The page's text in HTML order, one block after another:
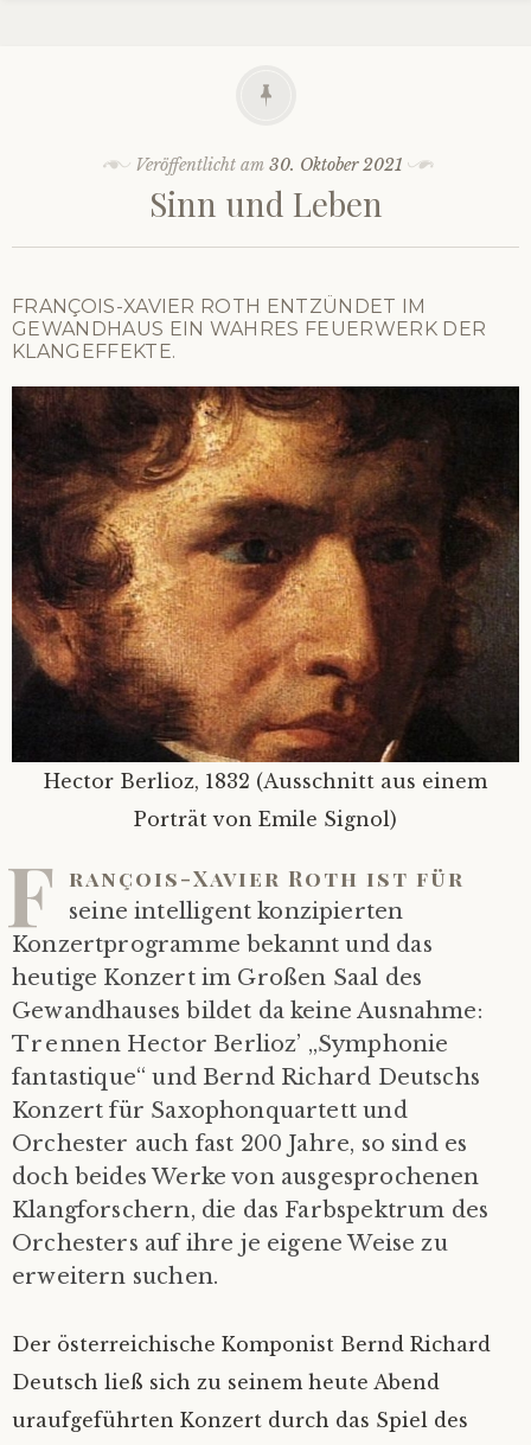
Veröffentlicht am30. Oktober 2021
Sinn und Leben
FRANÇOIS-XAVIER ROTH ENTZÜNDET IM
GEWANDHAUS EIN WAHRES FEUERWERK DER
KLANGEFFEKTE.
Hector Berlioz, 1832 (Ausschnitt aus einem
Porträt von Emile Signol)
F rançois-Xavier Roth ist für
seine intelligent konzipierten
Konzertprogramme bekannt und das
heutige Konzert im Großen Saal des
Gewandhauses bildet da keine Ausnahme:
Trennen Hector Berlioz’ „Symphonie
fantastique“ und Bernd Richard Deutschs
Konzert für Saxophonquartett und
Orchester auch fast 200 Jahre, so sind es
doch beides Werke von ausgesprochenen
Klangforschern, die das Farbspektrum des
Orchesters auf ihre je eigene Weise zu
erweitern suchen.
Der österreichische Komponist Bernd Richard
Deutsch ließ sich zu seinem heute Abend
uraufgeführten Konzert durch das Spiel des